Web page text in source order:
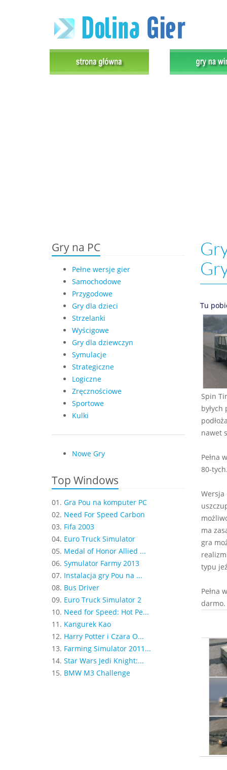
Gry na PC
Pełne wersje gier
Samochodowe
Przygodowe
Gry dla dzieci
Strzelanki
Wyścigowe
Gry dla dziewczyn
Symulacje
Strategiczne
Logiczne
Zręcznościowe
Sportowe
Kulki
Nowe Gry
Top Windows
01. Gra Pou na komputer PC
02. Need For Speed Carbon
03. Fifa 2003
04. Euro Truck Simulator
05. Medal of Honor Allied ...
06. Symulator Farmy 2013
07. Instalacja gry Pou na ...
08. Bus Driver
09. Euro Truck Simulator 2
10. Need for Speed: Hot Pe...
11. Kangurek Kao
12. Harry Potter i Czara O...
13. Farming Simulator 2011...
14. Star Wars Jedi Knight:...
15. BMW M3 Challenge
Tu
Spin
nawet
Pełna
80-
ma
gra
typu
Pełna
darmo.